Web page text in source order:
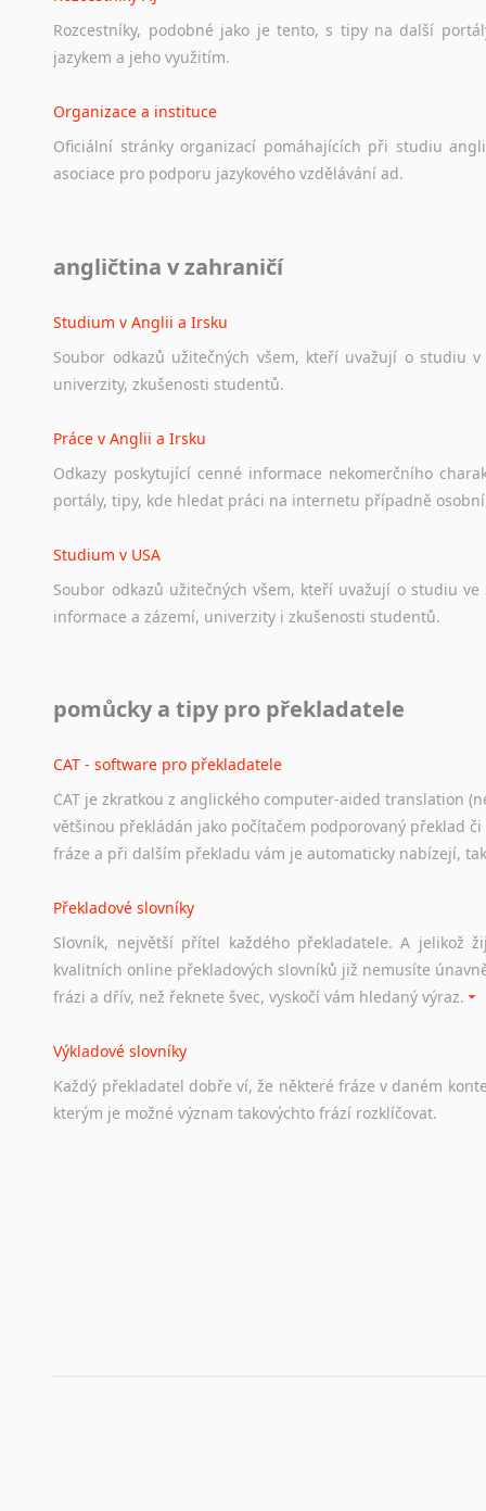
Rozcestníky, podobné jako je tento, s tipy na další
jazykem a jeho využitím.
Organizace a instituce
Oficiální stránky organizací pomáhajících při studiu
asociace pro podporu jazykového vzdělávání ad.
Ať už se jedná o česká diskusní
angličtina v zahraničí
Studium v Anglii a Irsku
Soubor odkazů užitečných všem, kteří uvažují o studiu v
univerzity, zkušenosti studentů.
Práce v Anglii a Irsku
Odkazy poskytující cenné informace nekomerčního
portály, tipy, kde hledat práci na internetu případně osobní
Studium v USA
Soubor odkazů užitečných všem, kteří uvažují o studiu ve
informace a zázemí, univerzity i zkušenosti studentů.
Odkazy poskytující cenné informace nekomerčního
Studium v Austrálii
Soubor odkazů užitečných všem, kteří uvažují o studiu v
a zázemí, australské univerzity a samozřejmě i osobní
Práce v Austrálii
Odkazy poskytující cenné informace nekomerčního
hledat práci na internetu případně osobní zkušenosti
Hledáte-li
práci
stejná obecná pravidla, jako pro český životopis. Tak dost
pomůcky a tipy pro překladatele
CAT - software pro překladatele
CAT je zkratkou z anglického computer-aided translation
většinou překládán jako počítačem podporovaný překlad
fráze a při dalším překladu vám je automaticky nabízejí,
Překladové slovníky
Slovník, největší přítel každého překladatele. A jelikož
kvalitních online překladových slovníků již nemusíte
frázi a dřív, než řeknete švec, vyskočí vám hledaný výraz.
Výkladové slovníky
Každý překladatel dobře ví, že některé fráze v daném
kterým je možné význam takovýchto frází rozklíčovat.